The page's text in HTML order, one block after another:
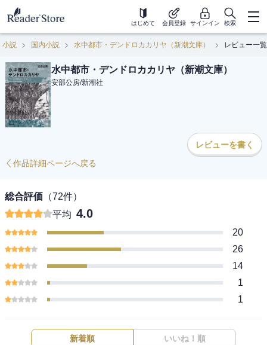
はじめて 会員登録 サインイン 検索
小説 国内小説 水中都市・デンドロカカリヤ（新潮文庫） レビュー一覧
水中都市・デンドロカカリヤ（新潮文庫）
安部公房/新潮社
レビューを書く
作品詳細ページへ戻る
総合評価 （72件）
平均 4.0
20
26
14
1
1
新着順 いいね！順